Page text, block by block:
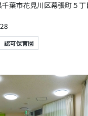
葉市花見川区幕張町５丁
認可保育園